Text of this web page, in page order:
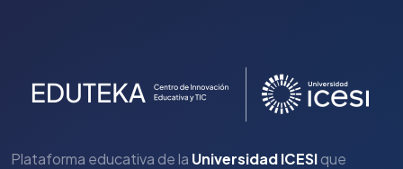
Plataforma educativa de la Universidad ICESIque